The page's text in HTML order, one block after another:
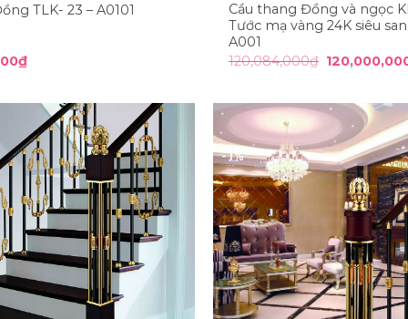
TLK- 23 – A0101
₫
Cầu thang Đồng và ngọc
Tước mạ vàng 24K siêu
A001
120,084,000₫ Giá
-1%